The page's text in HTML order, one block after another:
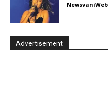
NewsvaniWeb
Advertisement